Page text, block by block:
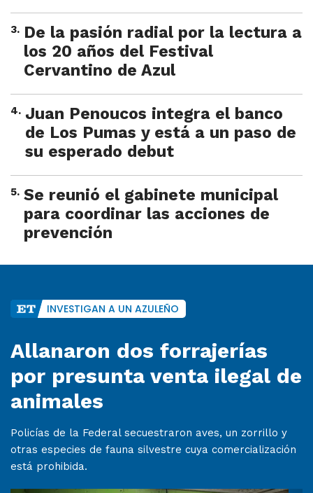
3. De la pasión radial por la lectura a
los 20 años del Festival
Cervantino de Azul
4. Juan Penoucos integra el banco
de Los Pumas y está a un paso de
su esperado debut
5. Se reunió el gabinete municipal
para coordinar las acciones de
prevención
INVESTIGAN A UN AZULEÑO
Allanaron dos forrajerías
por presunta venta ilegal de
animales
Policías de la Federal secuestraron aves, un zorrillo y
otras especies de fauna silvestre cuya comercialización
está prohibida.